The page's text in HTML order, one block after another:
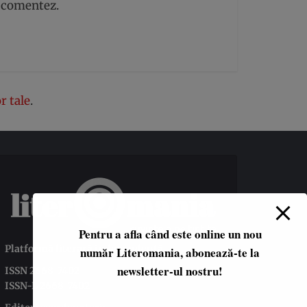
tale.
Platformă literară independentă
ISSN 2668-7402
ISSN-L 2668-7402
Pentru a afla când este online un nou
număr Literomania, abonează-te la
newsletter-ul nostru!